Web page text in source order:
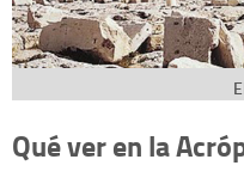
Qué ver en la